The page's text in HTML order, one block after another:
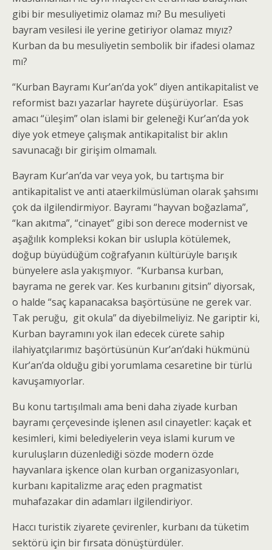
gibi bir mesuliyetimiz olamaz mı? Bu mesuliyeti
bayram vesilesi ile yerine getiriyor olamaz mıyız?
Kurban da bu mesuliyetin sembolik bir ifadesi olamaz
mı?
“Kurban Bayramı Kur’an’da yok” diyen antikapitalist ve
reformist bazı yazarlar hayrete düşürüyorlar. Esas
amacı “üleşim” olan islami bir geleneği Kur’an’da yok
diye yok etmeye çalışmak antikapitalist bir aklın
savunacağı bir girişim olmamalı.
Bayram Kur’an’da var veya yok, bu tartışma bir
antikapitalist ve anti ataerkilmüslüman olarak şahsımı
çok da ilgilendirmiyor. Bayramı “hayvan boğazlama”,
“kan akıtma”, “cinayet” gibi son derece modernist ve
aşağılık kompleksi kokan bir uslupla kötülemek,
doğup büyüdüğüm coğrafyanın kültürüyle barışık
bünyelere asla yakışmıyor. “Kurbansa kurban,
bayrama ne gerek var. Kes kurbanını gitsin” diyorsak,
o halde “saç kapanacaksa başörtüsüne ne gerek var.
Tak peruğu, git okula” da diyebilmeliyiz. Ne gariptir ki,
Kurban bayramını yok ilan edecek cürete sahip
ilahiyatçılarımız başörtüsünün Kur’an’daki hükmünü
Kur’an’da olduğu gibi yorumlama cesaretine bir türlü
kavuşamıyorlar.
Bu konu tartışılmalı ama beni daha ziyade kurban
bayramı çerçevesinde işlenen asıl cinayetler: kaçak et
kesimleri, kimi belediyelerin veya islami kurum ve
kuruluşların düzenlediği sözde modern özde
hayvanlara işkence olan kurban organizasyonları,
kurbanı kapitalizme araç eden pragmatist
muhafazakar din adamları ilgilendiriyor.
Haccı turistik ziyarete çevirenler, kurbanı da tüketim
sektörü için bir fırsata dönüştürdüler.